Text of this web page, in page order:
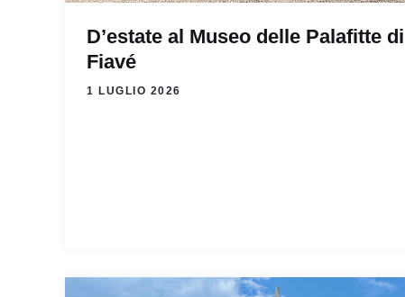
D’estate al Museo delle Palafitte di
Fiavé
1 LUGLIO 2026